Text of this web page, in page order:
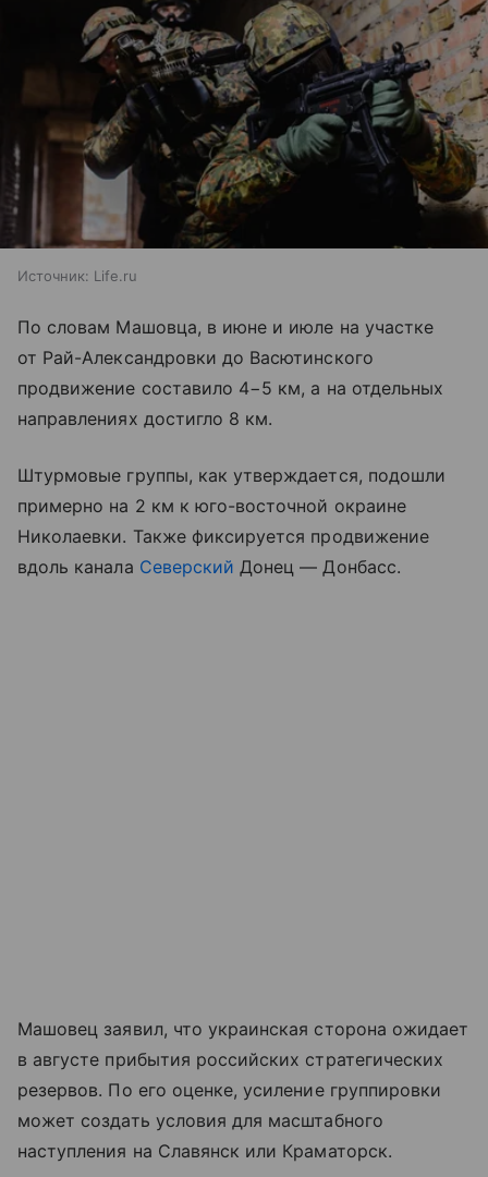
Источник: Life.ru
По словам Машовца, в июне и июле на участке
от Рай-Александровки до Васютинского
продвижение составило 4−5 км, а на отдельных
направлениях достигло 8 км.
Штурмовые группы, как утверждается, подошли
примерно на 2 км к юго-восточной окраине
Николаевки. Также фиксируется продвижение
вдоль канала Северский Донец — Донбасс.
Машовец заявил, что украинская сторона ожидает
в августе прибытия российских стратегических
резервов. По его оценке, усиление группировки
может создать условия для масштабного
наступления на Славянск или Краматорск.